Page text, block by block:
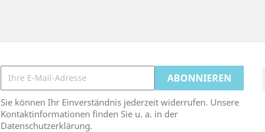
Sie können Ihr Einverständnis jederzeit widerrufen. Unsere
Kontaktinformationen finden Sie u. a. in der
Datenschutzerklärung.